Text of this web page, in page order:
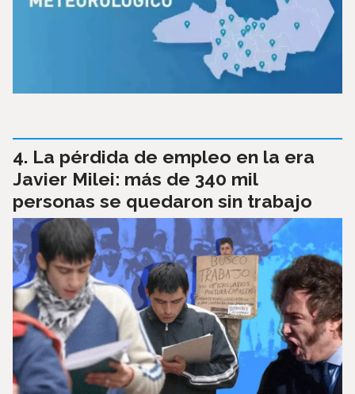
La pérdida de empleo en la era
Javier Milei: más de 340 mil
personas se quedaron sin trabajo